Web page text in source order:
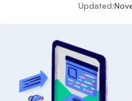
Updated: